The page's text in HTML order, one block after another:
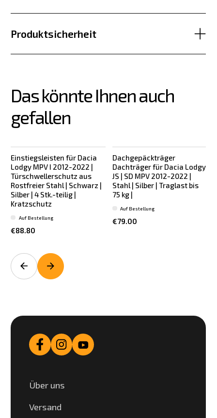
Produktsicherheit
Das könnte Ihnen auch
gefallen
Einstiegsleisten für Dacia
Lodgy MPV I 2012-2022 |
Türschwellerschutz aus
Rostfreier Stahl | Schwarz |
Silber | 4 Stk.-teilig |
Kratzschutz
€88.80
Auf Bestellung
Dachgepäckträger
Dachträger für Dacia Lodgy
JS | SD MPV 2012-2022 |
Stahl | Silber | Traglast bis
75 kg |
€79.00
Auf Bestellung
Über uns
Versand